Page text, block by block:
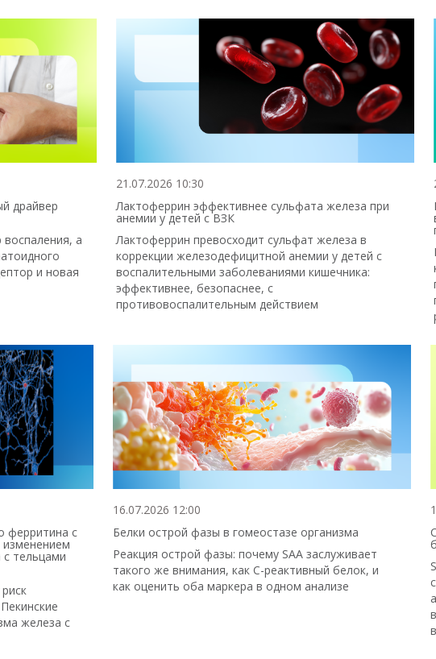
драйвер
а
и новая
21.07.2026 10:30
Лактоферрин эффективнее сульфата железа при
анемии у детей с ВЗК
Лактоферрин превосходит сульфат железа в
коррекции железодефицитной анемии у детей с
воспалительными заболеваниями кишечника:
эффективнее, безопаснее, с
противовоспалительным действием
ферритина с
изменением
тельцами
железа с
16.07.2026 12:00
Белки острой фазы в гомеостазе организма
Реакция острой фазы: почему SAA заслуживает
такого же внимания, как С-реактивный белок, и
как оценить оба маркера в одном анализе